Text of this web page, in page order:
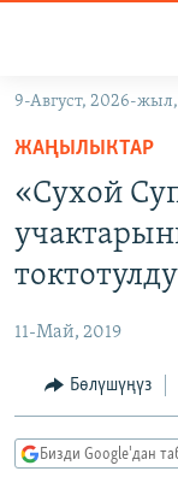
Навигацияга
өтүңүз
Издөөгө
салыңызКЫРГЫЗСТАН
МАДАНИЯТ
ДҮЙНӨ
ТВ
БҮГҮН АЗАТТЫКТА
ПОДКАСТ
9-Август, 2026-
ЖАҢЫЛЫКТАР
«Сухой
токтотулду
11-Май, 2019
Бөлүшүңүз
Бизди Google'дан